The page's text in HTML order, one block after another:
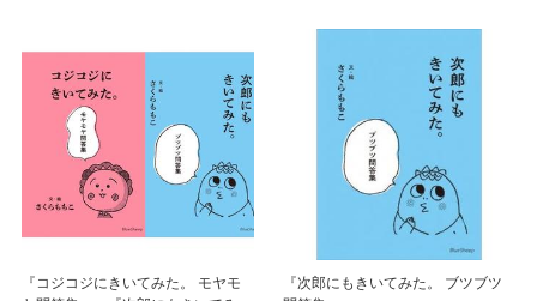
『コジコジにきいてみた。 モヤモ
『次郎にもきいてみた。 ブツブツ